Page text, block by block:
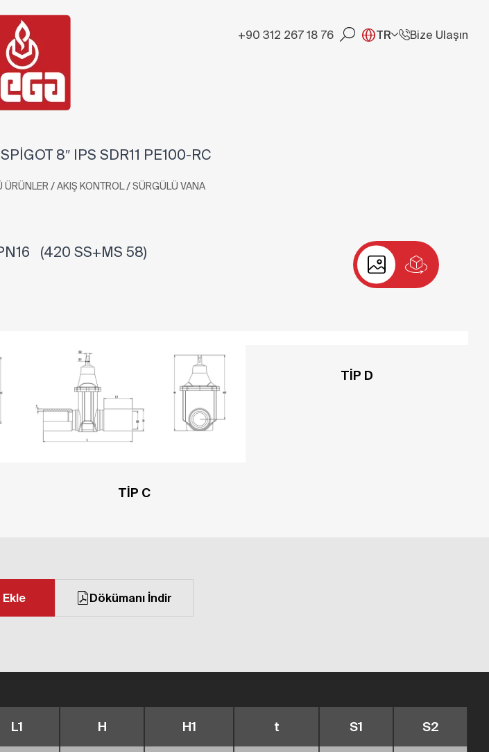
+90 312 267 18 76 TR Bize Ulaşın
8″ IPS SDR11 PE100-RC
ÜRÜNLER /AKIŞ KONTROL/SÜRGÜLÜ VANA
(420 SS+MS 58)
TİP C
TİP D
Dökümanı İndir
L1 H H1 t S1 S2